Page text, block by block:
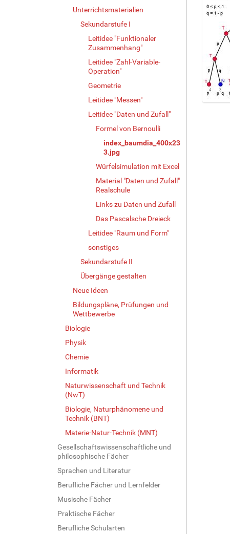
Unterrichtsmaterialien
Sekundarstufe I
Leitidee "Funktionaler
Zusammenhang"
Leitidee "Zahl-Variable-
Operation"
Geometrie
Leitidee "Messen"
Leitidee "Daten und Zufall"
Formel von Bernoulli
index_baumdia_400x23
3.jpg
Würfelsimulation mit Excel
Material "Daten und Zufall"
Realschule
Links zu Daten und Zufall
Das Pascalsche Dreieck
Leitidee "Raum und Form"
sonstiges
Sekundarstufe II
Übergänge gestalten
Neue Ideen
Bildungspläne, Prüfungen und
Wettbewerbe
Biologie
Physik
Chemie
Informatik
Naturwissenschaft und Technik
(NwT)
Biologie, Naturphänomene und
Technik (BNT)
Materie-Natur-Technik (MNT)
Gesellschaftswissenschaftliche und
philosophische Fächer
Sprachen und Literatur
Berufliche Fächer und Lernfelder
Musische Fächer
Praktische Fächer
Berufliche Schularten